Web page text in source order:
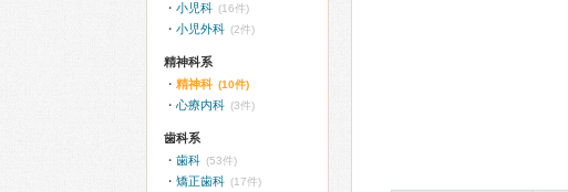
小児科 (16件)
小児外科 (2件)
精神科系
精神科 (10件)
心療内科 (3件)
歯科系
歯科 (53件)
矯正歯科 (17件)